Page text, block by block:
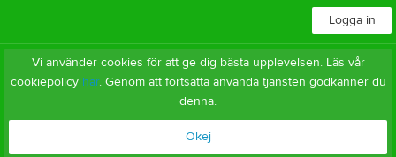
Logga in
Vi använder cookies för att ge dig bästa upplevelsen. Läs vår
cookiepolicy här. Genom att fortsätta använda tjänsten godkänner du
denna.
Okej